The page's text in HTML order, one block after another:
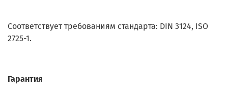
Соответствует требованиям стандарта: DIN 3124, ISO
2725-1.
Гарантия